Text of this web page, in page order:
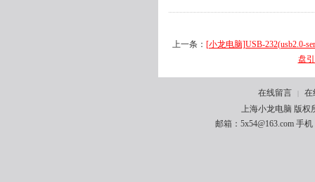
上一条： [小龙电脑]USB-232(usb2.0-
盘
在线留言
在
上海小龙电脑 版权
邮箱：5x54@163.com 手